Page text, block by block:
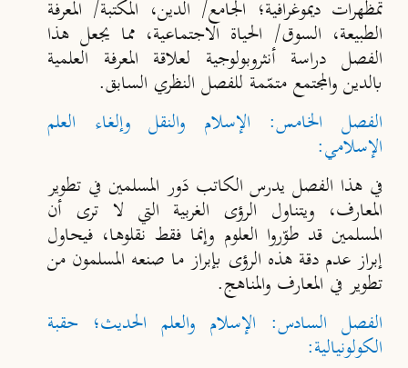
تمظهرات ديموغرافية؛ الجامع/ الدين، المكتبة/ المعرفة
الطبيعة، السوق/ الحياة الاجتماعية، مما يجعل هذا
الفصل دراسة أنثروبولوجية لعلاقة المعرفة العلمية
بالدين والمجتمع متمّمة للفصل النظري السابق.
الفصل الخامس: الإسلام والنقل وإلغاء العلم
الإسلامي:
في هذا الفصل يدرس الكاتب دَور المسلمين في تطوير
المعارف، ويتناول الرؤى الغربية التي لا ترى أن
المسلمين قد طوّروا العلوم وإنما فقط نقلوها، فيحاول
إبراز عدم دقة هذه الرؤى بإبراز ما صنعه المسلمون من
تطوير في المعارف والمناهج.
الفصل السادس: الإسلام والعلم الحديث؛ حقبة
الكولونيالية: